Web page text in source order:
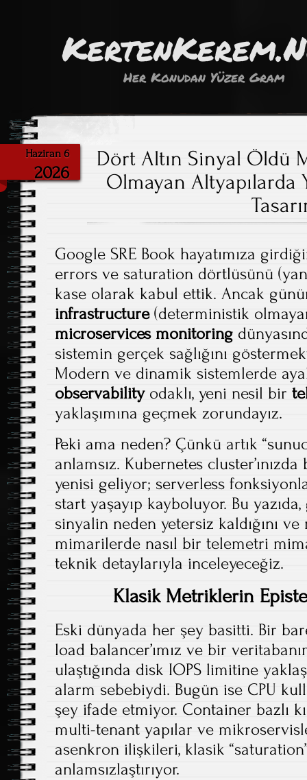
Her Konudan Yüzer Gram
Haziran 6
2026
Dört Altın Sinyal Öldü
Olmayan Altyapılarda
Google SRE Book hayatımıza
errors ve saturation dörtlüsünü
kase olarak kabul ettik. Ancak
infrastructure(deterministik
microservices monitoring
sistemin gerçek sağlığını
Modern ve dinamik sistemlerde
observabilityodaklı, yeni nesil bir
yaklaşımına geçmek zorundayız.
Peki ama neden? Çünkü artık
anlamsız. Kubernetes
yenisi geliyor; serverless
start yaşayıp kayboluyor. Bu
sinyalin neden yetersiz kaldığını ve
mimarilerde nasıl bir telemetri
teknik detaylarıyla inceleyeceğiz.
Klasik Metriklerin
Eski dünyada her şey basitti. Bir
load balancer’ımız ve bir
ulaştığında disk IOPS limitine
alarm sebebiydi. Bugün ise CPU
şey ifade etmiyor. Container bazlı
multi-tenant yapılar ve
asenkron ilişkileri, klasik
anlamsızlaştırıyor.